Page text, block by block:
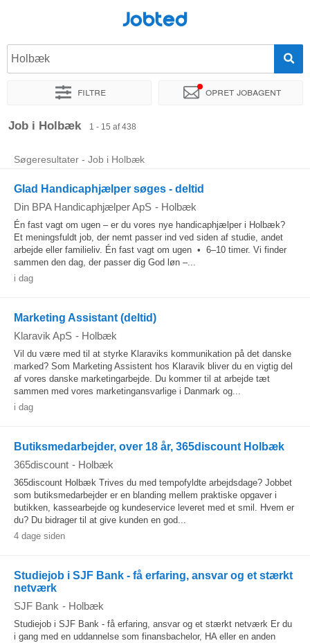
Jobted
Holbæk
Filtre Opret jobagent
Sorter efter Præcist sted
Job i Holbæk 1 - 15 af 438
Søgeresultater - Job i Holbæk
Glad Handicaphjælper søges - deltid
Din BPA Handicaphjælper ApS - Holbæk
Én fast vagt om ugen – er du vores nye handicaphjælper i Holbæk?
Et meningsfuldt job, der nemt passer ind ved siden af studie, andet
arbejde eller familieliv. Én fast vagt om ugen • 6–10 timer. Vi finder
sammen den dag, der passer dig God løn –...
i dag
Marketing Assistant (deltid)
Klaravik ApS - Holbæk
Vil du være med til at styrke Klaraviks kommunikation på det danske
marked? Som Marketing Assistent hos Klaravik bliver du en vigtig del
af vores danske marketingarbejde. Du kommer til at arbejde tæt
sammen med vores marketingansvarlige i Danmark og...
i dag
Butiksmedarbejder, over 18 år, 365discount Holbæk
365discount - Holbæk
365discount Holbæk Trives du med tempofyldte arbejdsdage? Jobbet
som butiksmedarbejder er en blanding mellem praktiske opgaver i
butikken, kassearbejde og kundeservice leveret med et smil. Hvem er
du? Du bidrager til at give kunden en god...
4 dage siden
Studiejob i SJF Bank - få erfaring, ansvar og et stærkt
netværk
SJF Bank - Holbæk
Studiejob i SJF Bank - få erfaring, ansvar og et stærkt netværk Er du
i gang med en uddannelse som finansbachelor, HA eller en anden